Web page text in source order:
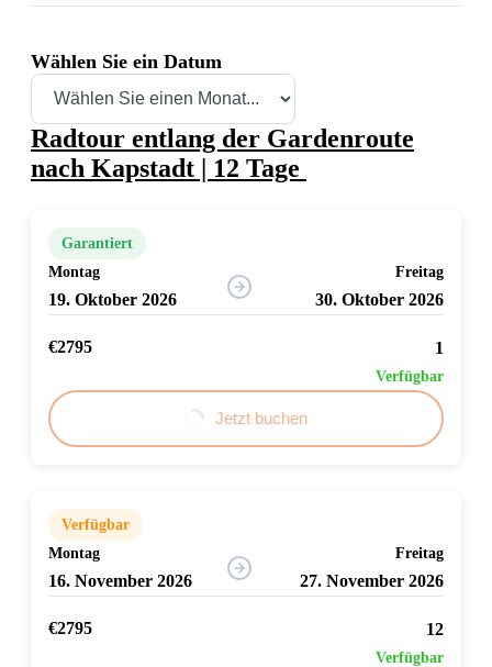
Wählen Sie ein Datum
Radtour entlang der Gardenroute
nach Kapstadt | 12 Tage
Garantiert
Montag
19. Oktober 2026
Freitag
30. Oktober 2026
€2795 1
Verfügbar
Jetzt buchen
Verfügbar
Montag
16. November 2026
Freitag
27. November 2026
€2795 12
Verfügbar